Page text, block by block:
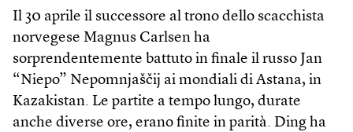
Il 30 aprile il successore al trono dello scacchista
norvegese Magnus Carlsen ha
sorprendentemente battuto in finale il russo Jan
“Niepo” Nepomnjaščij ai mondiali di Astana, in
Kazakistan. Le partite a tempo lungo, durate
anche diverse ore, erano finite in parità. Ding ha